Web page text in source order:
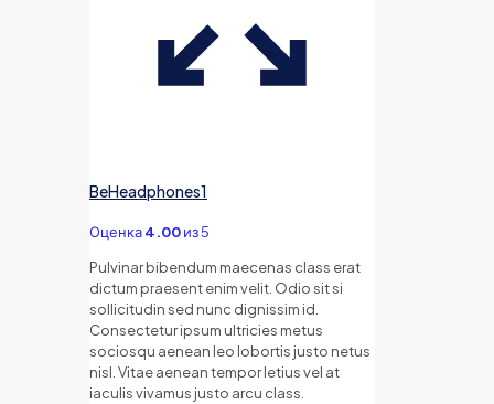
BeHeadphones1
Оценка4.00из 5
Pulvinar bibendum maecenas class erat
dictum praesent enim velit. Odio sit si
sollicitudin sed nunc dignissim id.
Consectetur ipsum ultricies metus
sociosqu aenean leo lobortis justo netus
nisl. Vitae aenean tempor letius vel at
iaculis vivamus justo arcu class.